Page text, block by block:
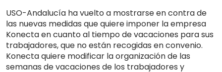
USO-Andalucía ha vuelto a mostrarse en contra de
las nuevas medidas que quiere imponer la empresa
Konecta en cuanto al tiempo de vacaciones para sus
trabajadores, que no están recogidas en convenio.
Konecta quiere modificar la organización de las
semanas de vacaciones de los trabajadores y